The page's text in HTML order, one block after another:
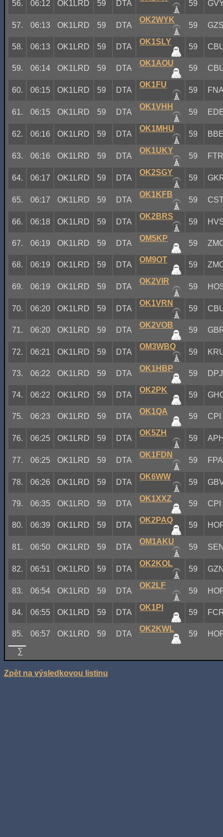
56. 06:12 OK1LRD 59 DTA 59
57. 06:13 OK1LRD 59 DTA
OK2WYK
59
58. 06:13 OK1LRD 59 DTA
OK1SLY
59
59. 06:14 OK1LRD 59 DTA
OK1AOU
59
60. 06:15 OK1LRD 59 DTA
OK1FU
59
61. 06:15 OK1LRD 59 DTA
OK1VHH
59
62. 06:16 OK1LRD 59 DTA
OK1MHU
59
63. 06:16 OK1LRD 59 DTA
OK1UKY
59
64. 06:17 OK1LRD 59 DTA
OK2SGY
59
65. 06:17 OK1LRD 59 DTA
OK1KFB
59
66. 06:18 OK1LRD 59 DTA
OK2BRS
59
67. 06:19 OK1LRD 59 DTA
OM5KP
59
68. 06:19 OK1LRD 59 DTA
OM9OT
59
69. 06:19 OK1LRD 59 DTA
OK2VIR
59
70. 06:20 OK1LRD 59 DTA
OK1VRN
59
71. 06:20 OK1LRD 59 DTA
OK2VOB
59
72. 06:21 OK1LRD 59 DTA
OM3WBQ
59
73. 06:22 OK1LRD 59 DTA
OK1HBP
59 DPJ
74. 06:22 OK1LRD 59 DTA
OK2PK
59
75. 06:23 OK1LRD 59 DTA
OK1QA
59 CPI
76. 06:25 OK1LRD 59 DTA
OK5ZH
59
77. 06:25 OK1LRD 59 DTA
OK1FDN
59 FPA
78. 06:26 OK1LRD 59 DTA
OK6WW
59
79. 06:35 OK1LRD 59 DTA
OK1XXZ
59 CPI
80. 06:39 OK1LRD 59 DTA
OK2PAQ
59
81. 06:50 OK1LRD 59 DTA
OM1AKU
59
82. 06:51 OK1LRD 59 DTA
OK2KOL
59
83. 06:54 OK1LRD 59 DTA
OK2LF
59
84. 06:55 OK1LRD 59 DTA
OK1PI
59
85. 06:57 OK1LRD 59 DTA
OK2KWL
59
∑
Zpět na výsledkovou listinu